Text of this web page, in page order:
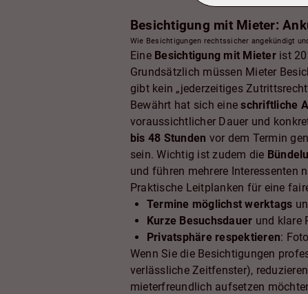
Besichtigung mit Mieter:
Wie Besichtigungen rechtssicher angekündigt
Eine Besichtigung mit Mieterist
Grundsätzlich müssen Mieter
gibt kein „jederzeitiges
Bewährt hat sich eineschriftliche
voraussichtlicher Dauer und
bis 48 Stunden vor dem Termin
sein. Wichtig ist zudem die
und führen mehrere Interessenten
Praktische Leitplanken für eine
Termine möglichst werktags
Kurze Besuchsdauer und klare
Privatsphäre respektieren:
Wenn Sie die Besichtigungen
verlässliche Zeitfenster),
mieterfreundlich aufsetzen